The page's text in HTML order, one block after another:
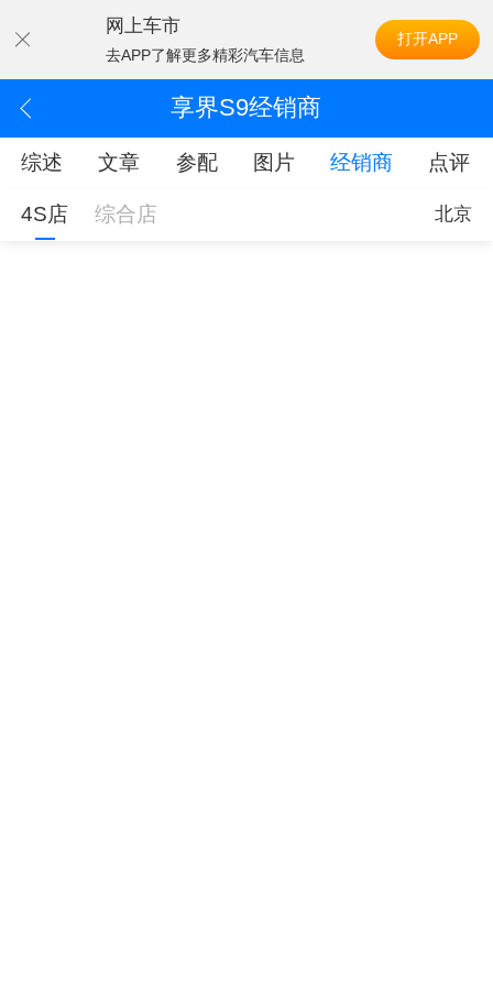
网上车市
去APP了解更多精彩汽车信息
打开APP
享界S9经销商
综述 文章 参配 图片 经销商 点评
4S店 综合店 北京